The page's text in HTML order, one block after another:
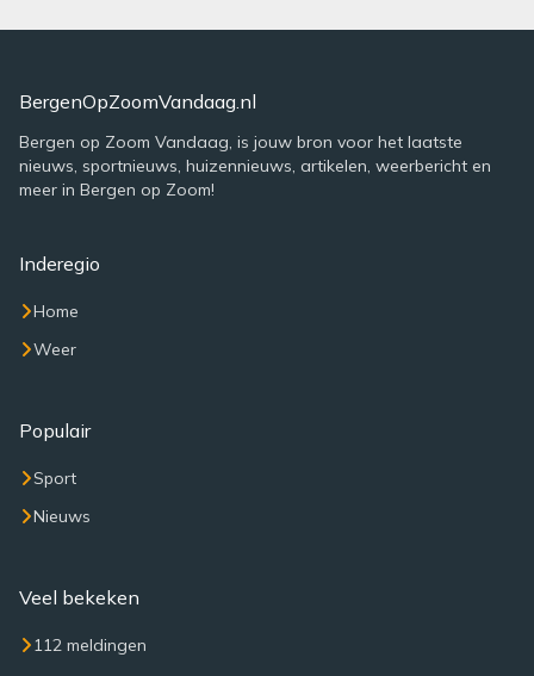
BergenOpZoomVandaag.nl
Bergen op Zoom Vandaag, is jouw bron voor het laatste
nieuws, sportnieuws, huizennieuws, artikelen, weerbericht en
meer in Bergen op Zoom!
Inderegio
Home
Weer
Populair
Sport
Nieuws
Veel bekeken
112 meldingen